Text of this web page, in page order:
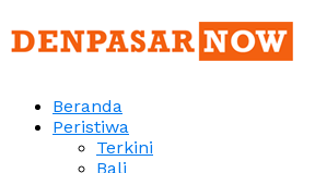
Beranda
Peristiwa
Terkini
Bali